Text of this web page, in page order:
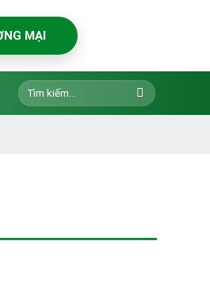
MẠI
Tìm
kiếm: